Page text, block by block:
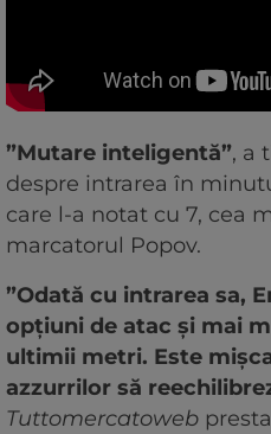
”Mutare inteligentă”, a
despre intrarea în
care l-a notat cu 7, cea
marcatorul Popov.
”Odată cu intrarea sa,
opțiuni de atac și mai
ultimii metri. Este
azzurrilor să
Tuttomercatoweb